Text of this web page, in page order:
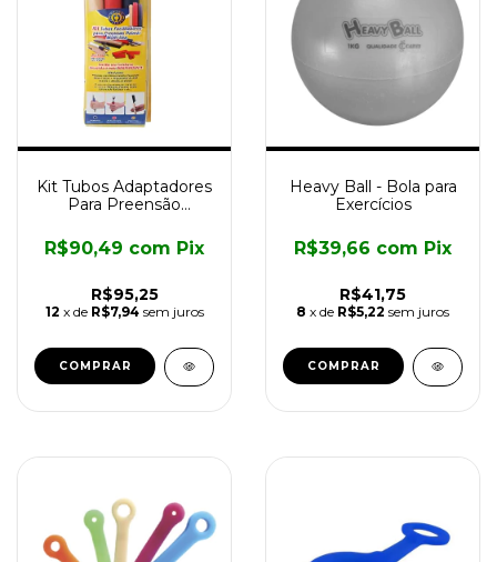
Kit Tubos Adaptadores
Para Preensão
R$95,25
R$90,49 com Pix
12 x de R$7,94 sem juros
Heavy Ball - Bola para
Exercícios
R$41,75
R$39,66 com Pix
8 x de R$5,22 sem juros
COMPRAR